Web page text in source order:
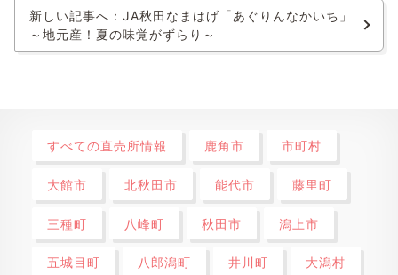
新しい記事へ：JA秋田なまはげ「あぐりんなかいち」
～地元産！夏の味覚がずらり～
すべての直売所情報 鹿角市 市町村
大館市 北秋田市 能代市 藤里町
三種町 八峰町 秋田市 潟上市
五城目町 八郎潟町 井川町 大潟村